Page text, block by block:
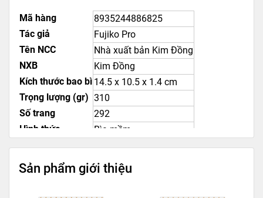
Mã hàng
8935244886825
Tác giả
Fujiko Pro
Tên NCC
Nhà xuất bản Kim Đồng
NXB
Kim Đồng
Kích thước bao bì 14.5 x 10.5 x 1.4 cm
Trọng lượng (gr) 310
Số trang
292
Hình thức
Bìa mềm
Sản phẩm giới thiệu